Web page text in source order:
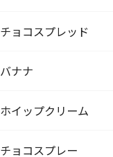
チョコスプレッド
バナナ
ホイップクリーム
チョコスプレー